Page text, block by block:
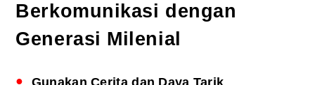
Berkomunikasi dengan
Generasi Milenial